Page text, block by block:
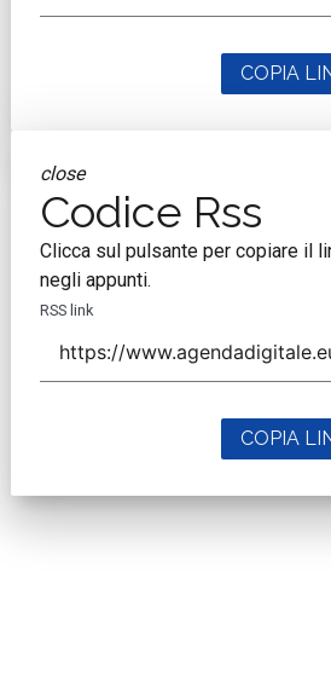
COPIA
close
Codice Rss
Clicca sul pulsante per copiare il
negli appunti.
RSS link
COPIA